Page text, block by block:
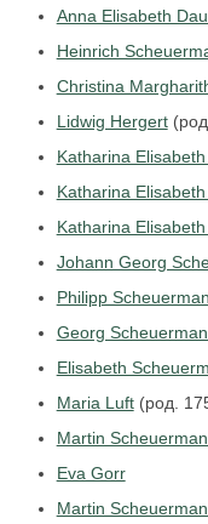
Anna Elisabeth
Heinrich
Christina
Lidwig Hergert
Katharina
Katharina
Katharina
Johann Georg
Philipp
Georg
Elisabeth
Maria Luft(род.
Martin
Eva Gorr
Martin